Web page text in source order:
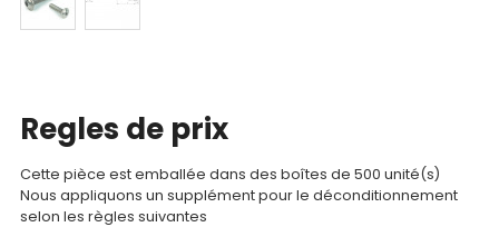
compte
Mon
panier
Regles de prix
Cette pièce est emballée dans des boîtes de 500 unité(s)
Nous appliquons un supplément pour le déconditionnement
selon les règles suivantes